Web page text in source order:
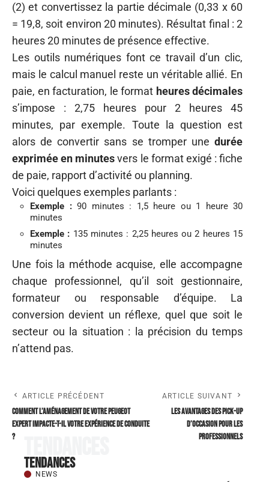
(2) et convertissez la partie décimale (0,33 x 60
= 19,8, soit environ 20 minutes). Résultat final : 2
heures 20 minutes de présence effective.
Les outils numériques font ce travail d’un clic,
mais le calcul manuel reste un véritable allié. En
paie, en facturation, le format heures décimales
s’impose : 2,75 heures pour 2 heures 45
minutes, par exemple. Toute la question est
alors de convertir sans se tromper une durée
exprimée en minutesvers le format exigé : fiche
de paie, rapport d’activité ou planning.
Voici quelques exemples parlants :
Exemple :90 minutes : 1,5 heure ou 1 heure 30
minutes
Exemple : 135 minutes : 2,25 heures ou 2 heures 15
minutes
Une fois la méthode acquise, elle accompagne
chaque professionnel, qu’il soit gestionnaire,
formateur ou responsable d’équipe. La
conversion devient un réflexe, quel que soit le
secteur ou la situation : la précision du temps
n’attend pas.
ARTICLE PRÉCÉDENT
Comment l’aménagement de votre Peugeot
Expert impacte-t-il votre expérience de conduite
?
ARTICLE SUIVANT
Les avantages des pick-up
d’occasion pour les
professionnels
Tendances
NEWS